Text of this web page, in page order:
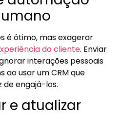
é ótimo, mas exagerar
do cliente. Enviar
interações pessoais
ao usar um CRM que
de engajá-los.
e atualizar